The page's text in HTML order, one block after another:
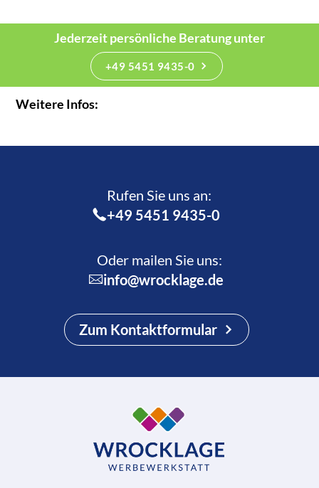
Jederzeit persönliche Beratung unter
+49 5451 9435-0
Weitere Infos:
Rufen Sie uns an:­
+49 5451 9435-0
Oder mailen Sie uns:
info@wrocklage.de
Zum Kontaktformular